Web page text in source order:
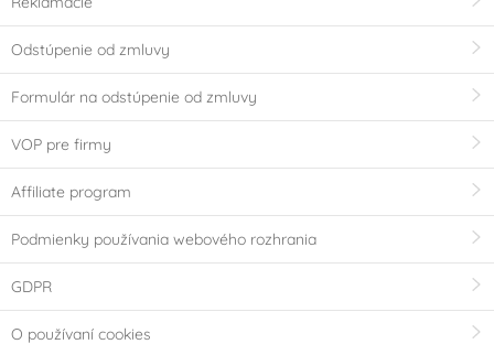
Odstúpenie od zmluvy
Formulár na odstúpenie od zmluvy
VOP pre firmy
Affiliate program
Podmienky používania webového rozhrania
GDPR
O používaní cookies